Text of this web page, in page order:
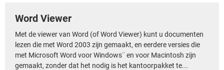
Word Viewer
Met de viewer van Word (of Word Viewer) kunt u documenten
lezen die met Word 2003 zijn gemaakt, en eerdere versies die
met Microsoft Word voor Windows¨ en voor Macintosh zijn
gemaakt, zonder dat het nodig is het kantoorpakket te...